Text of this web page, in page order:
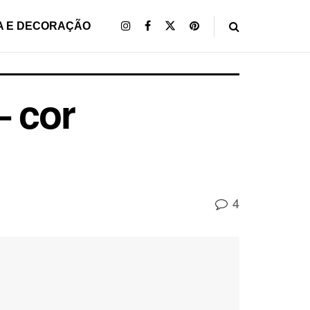
E DECORAÇÃO
cor
4